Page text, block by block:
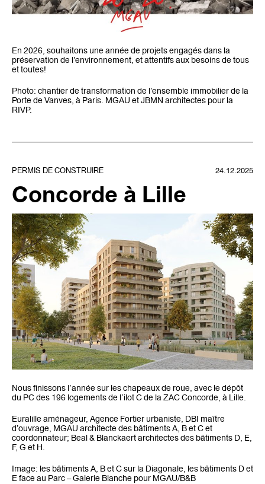
En 2026, souhaitons une année de projets engagés dans la
préservation de l’environnement, et attentifs aux besoins de tous
et toutes!
Photo: chantier de transformation de l’ensemble immobilier de la
Porte de Vanves, à Paris. MGAU et JBMN architectes pour la
RIVP.
PERMIS DE CONSTRUIRE 24.12.2025
Concorde à Lille
Nous finissons l’année sur les chapeaux de roue, avec le dépôt
du PC des 196 logements de l’ilot C de la ZAC Concorde, à Lille.
Euralille aménageur, Agence Fortier urbaniste, DBI maître
d’ouvrage, MGAU architecte des bâtiments A, B et C et
coordonnateur; Beal & Blanckaert architectes des bâtiments D, E,
F, G et H.
Image: les bâtiments A, B et C sur la Diagonale, les bâtiments D et
E face au Parc – Galerie Blanche pour MGAU/B&B